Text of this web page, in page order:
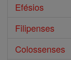
Efésios
Filipenses
Colossenses